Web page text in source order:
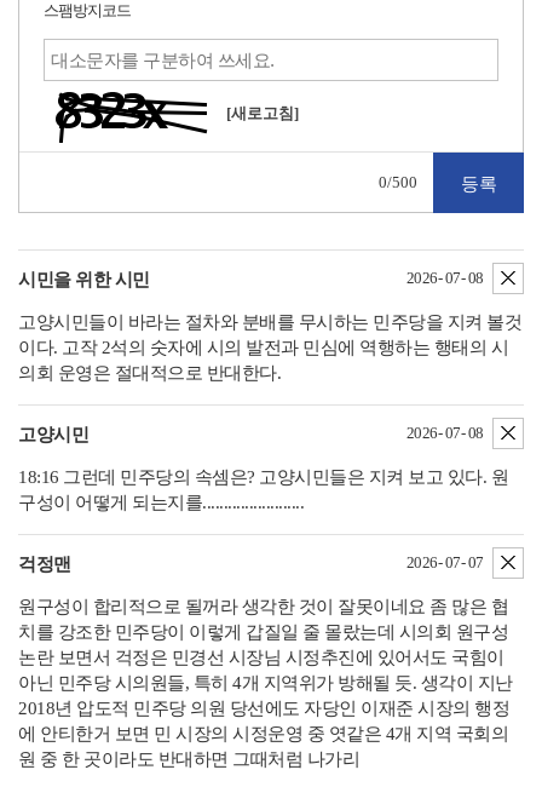
스팸방지코드
[새로고침]
0/500
시민을 위한 시민 2026- 07- 08
고양시민들이 바라는 절차와 분배를 무시하는 민주당을 지켜 볼것
이다. 고작 2석의 숫자에 시의 발전과 민심에 역행하는 행태의 시
의회 운영은 절대적으로 반대한다.
고양시민 2026- 07- 08
18:16 그런데 민주당의 속셈은? 고양시민들은 지켜 보고 있다. 원
구성이 어떻게 되는지를........................
걱정맨 2026- 07- 07
원구성이 합리적으로 될꺼라 생각한 것이 잘못이네요 좀 많은 협
치를 강조한 민주당이 이렇게 갑질일 줄 몰랐는데 시의회 원구성
논란 보면서 걱정은 민경선 시장님 시정추진에 있어서도 국힘이
아닌 민주당 시의원들, 특히 4개 지역위가 방해될 듯. 생각이 지난
2018년 압도적 민주당 의원 당선에도 자당인 이재준 시장의 행정
에 안티한거 보면 민 시장의 시정운영 중 엿같은 4개 지역 국회의
원 중 한 곳이라도 반대하면 그때처럼 나가리